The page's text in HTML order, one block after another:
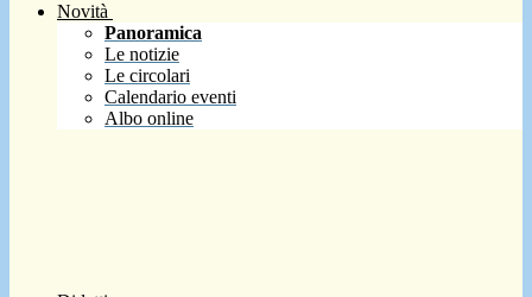
Novità
Panoramica
Le notizie
Le circolari
Calendario eventi
Albo online